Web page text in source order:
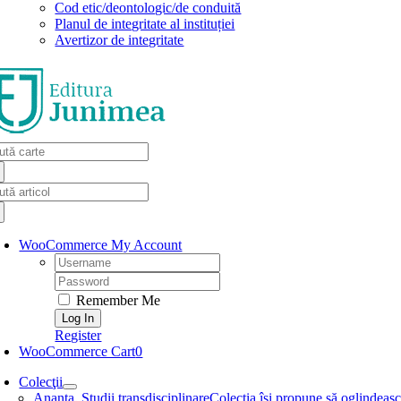
Cod etic/deontologic/de conduită
Planul de integritate al instituției
Avertizor de integritate
WooCommerce My Account
Username:
Password:
Remember Me
Register
WooCommerce Cart0
Colecţii
Ananta. Studii transdisciplinareColecţia își propune să